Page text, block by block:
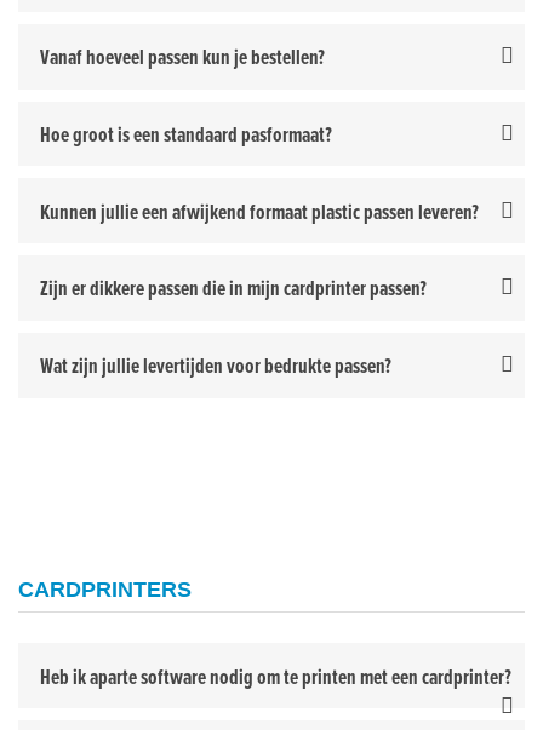
Vanaf hoeveel passen kun je bestellen?
Hoe groot is een standaard pasformaat?
Kunnen jullie een afwijkend formaat plastic passen leveren?
Zijn er dikkere passen die in mijn cardprinter passen?
Wat zijn jullie levertijden voor bedrukte passen?
CARDPRINTERS
Heb ik aparte software nodig om te printen met een cardprinter?